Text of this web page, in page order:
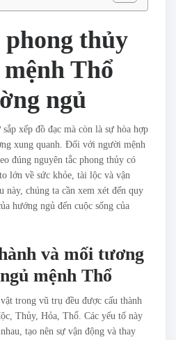
thủy
Thổ
ngủ
xếp đồ đạc mà còn là sự hòa hợp
xung quanh. Đối với người mệnh
đúng nguyên tắc phong thủy có
lớn về sức khỏe, tài lộc và vận
này, chúng ta cần xem xét đến quy
hướng ngủ đến cuộc sống của
và mối tương
mệnh Thổ
trong vũ trụ đều được cấu thành
Thủy, Hỏa, Thổ. Các yếu tố này
tạo nên sự vận động và thay